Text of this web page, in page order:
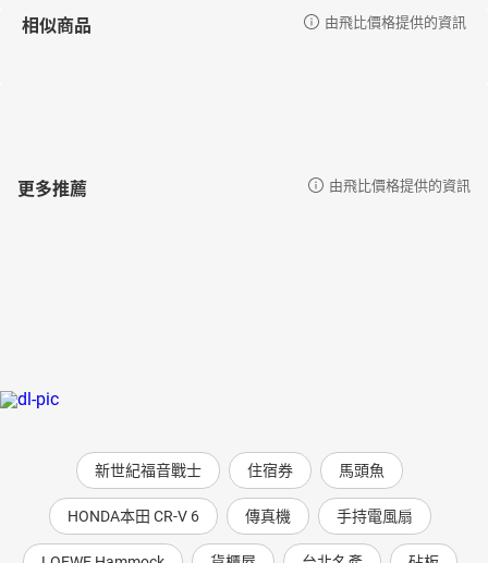
行。近40公里，在冰磧石間穿梭後，沿著河谷走到腳沒知覺就會到
了。那天因為追到早我們兩天開始走的台灣健行團友人，實在太興
西洋流行文化耳濡目染，鍾情於搖滾樂、藝文電影和美國文學，也
35歲那年在朋友吆喝下開始登山，漸漸喚醒另一個自己，一個更貼
衡。這些年在DJ與文字工作的空閒走入群山，2019年加入K2峰台灣
遠征隊，人生翻過一頁，回國後寫下這一本書。2023年底，45歲生
日當天，在呂忠翰、張元植等好友的陪伴下，於無雙山完登台灣百
於鏡好聽主持Podcast節目《朝聖──人與自然的相遇》、《朝聖──
相似商品 由飛比價格提供的資訊
更多推薦 由飛比價格提供的資訊
新世紀福音戰士 住宿券 馬頭魚
HONDA本田 CR-V 6 傳真機 手持電風扇